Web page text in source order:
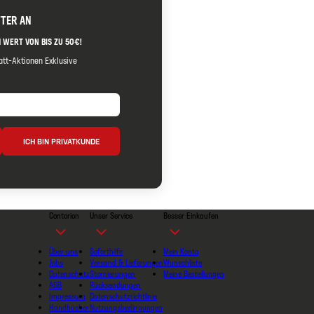
AN
WERT VON BIS ZU 50€!
Aktionen Exklusive
ICH BIN PRIVATKUNDE
Contorion
Über uns
Jobs
Datenschutz
AGB
Impressum
Handbücher
Unser Service
Soforthilfe
Versand & Lieferungen
Stornierungen
Rücksendungen
Datenschutzrichtlinie
Nutzungsbedingungen
Besser Einkaufen
Mein Konto
Wunschliste
Meine Bestellungen